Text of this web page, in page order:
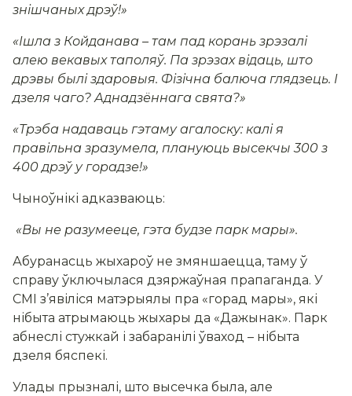
знішчаных дрэў!»
«Ішла з Койданава – там пад корань зрэзалі
алею векавых таполяў. Па зрэзах відаць, што
дрэвы былі здаровыя. Фізічна балюча глядзець. І
дзеля чаго? Аднадзённага свята?»
«Трэба надаваць гэтаму агалоску: калі я
правільна зразумела, плануюць высекчы 300 з
400 дрэў у горадзе!»
Чыноўнікі адказваюць:
«Вы не разумееце, гэта будзе парк мары».
Абуранасць жыхароў не змяншаецца, таму ў
справу ўключылася дзяржаўная прапаганда. У
СМІ з’явіліся матэрыялы пра «горад мары», які
нібыта атрымаюць жыхары да «Дажынак». Парк
абнеслі стужкай і забаранілі ўваход – нібыта
дзеля бяспекі.
Улады прызналі, што высечка была, але